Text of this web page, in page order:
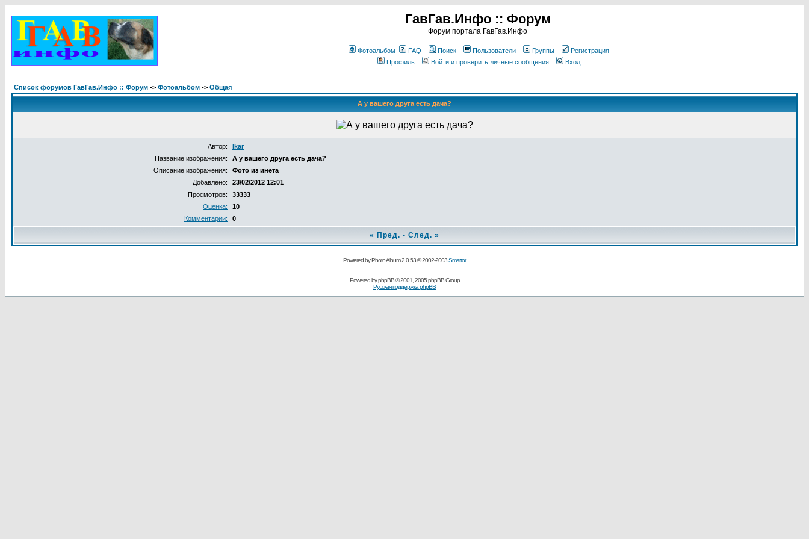
ГавГав.Инфо :: Форум
Форум портала ГавГав.Инфо
Фотоальбом FAQ Поиск Пользователи Группы
Регистрация
Профиль
Войти и проверить личные сообщения Вход
Список форумов ГавГав.Инфо :: Форум -> Фотоальбом -> Общая
А у вашего друга есть дача?
Автор:
Ikar
Название изображения:
А у вашего друга есть дача?
Описание изображения:
Фото из инета
Добавлено:
23/02/2012 12:01
Просмотров:
33333
Оценка:
10
Комментарии:
0
« Пред. - След. »
Powered by Photo Album 2.0.53 © 2002-2003Smartor
Powered byphpBB© 2001, 2005 phpBB Group
Русская поддержка phpBB